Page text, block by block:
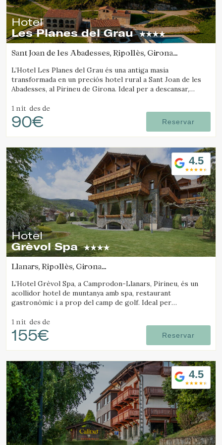
Hotel
Les Planes del Grau
Sant Joan de les Abadesses, Ripollès, Girona
L’Hotel Les Planes del Grau és una antiga masia
transformada en un preciós hotel rural a Sant Joan de les
Abadesses, al Pirineu de Girona. Ideal per a descansar,
1 nit des de
90€ Reservar
4.5
Hotel
Grèvol Spa
Llanars, Ripollès, Girona
L’Hotel Grèvol Spa, a Camprodon-Llanars, Pirineu, és un
acollidor hotel de muntanya amb spa, restaurant
gastronòmic i a prop del camp de golf. Ideal per
1 nit des de
155€ Reservar
4.5
informació sobre les preferències i les eleccions personals
de l'usuari a través de l'observació continuada dels seus
hàbits de navegació. Gràcies a elles, podem conèixer els
hàbits de navegació al lloc web i mostrar publicitat
relacionada amb el perfil de navegació de l'usuari.